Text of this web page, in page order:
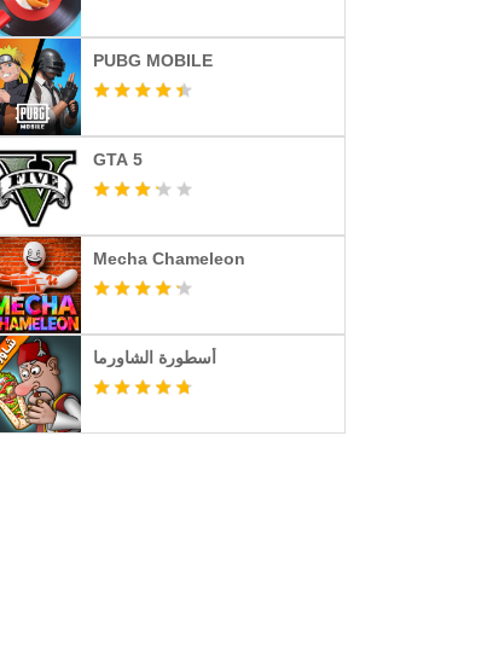
PUBG MOBILE
GTA 5
Mecha Chameleon
أسطورة الشاورما